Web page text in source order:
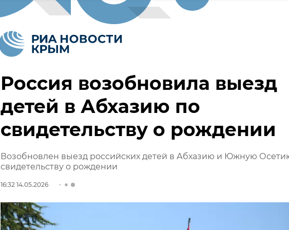
Россия возобновила выезд
детей в Абхазию по
свидетельству о рождении
Возобновлен выезд российских детей в Абхазию и Южную
свидетельству о рождении
16:32 14.05.2026